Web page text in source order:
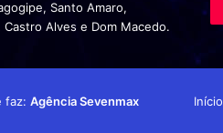
Santo Amaro,
Castro Alves e Dom Macedo.
de
faz:Agência Sevenmax Início